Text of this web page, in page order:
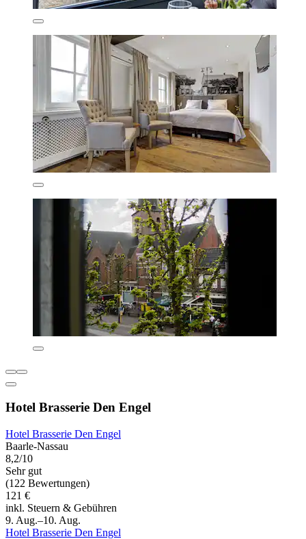
Hotel Brasserie Den Engel
Hotel Brasserie Den Engel
Baarle-Nassau
8,2/10
Sehr gut
(122 Bewertungen)
121 €
inkl. Steuern & Gebühren
9. Aug.–10. Aug.
Hotel Brasserie Den Engel